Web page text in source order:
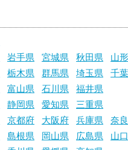
岩手県 宮城県 秋田県 山
栃木県 群馬県 埼玉県 千
富山県 石川県
福井県
静岡県 愛知県
三重県
京都府 大阪府 兵庫県 奈
島根県 岡山県 広島県
山